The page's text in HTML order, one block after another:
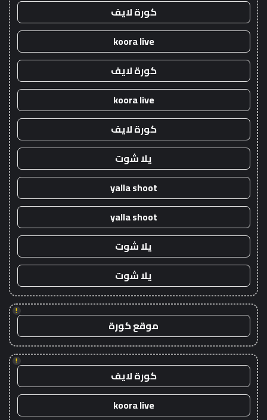
كورة لايف
koora live
كورة لايف
koora live
كورة لايف
يلا شوت
yalla shoot
yalla shoot
يلا شوت
يلا شوت
!
موقع كورة
!
كورة لايف
koora live